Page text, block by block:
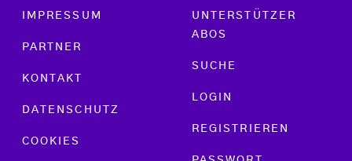
Footer menu
IMPRESSUM
PARTNER
KONTAKT
DATENSCHUTZ
COOKIES
UNTERSTÜTZER
ABOS
SUCHE
LOGIN
REGISTRIEREN